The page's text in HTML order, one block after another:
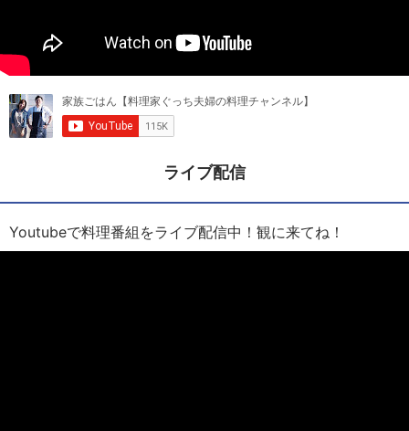
ライブ配信
Youtubeで料理番組をライブ配信中！観に来てね！